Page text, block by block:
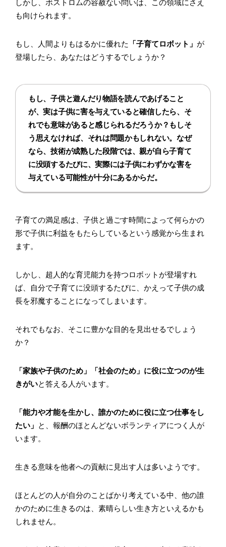
しかし、ボストロムの容赦ない問いは、この領域にさえ
も向けられます。
もし、人間よりもはるかに優れた 「子育てロボット」 が
登場したら、あなたはどうするでしょうか？
もし、子供と遊んだり物語を読んであげること
が、実は子供に害を与えていると確信したら、そ
れでも意味があると感じられるだろうか？もしそ
う思えなければ、それは問題かもしれない。なぜ
なら、技術が成熟した段階では、親が自ら子育て
に没頭するたびに、実際には子供にわずかな害を
与えている可能性が十分にあるからだ。
子育ての満足感は、子供と過ごす時間によって何らかの
形で子供に利益をもたらしているという感覚から生まれ
ます。
しかし、超人的な育児能力を持つロボットが登場すれ
ば、自分で子育てに没頭するたびに、かえって子供の成
長を邪魔することになってしまいます。
それでもなお、そこに豊かな目的を見出せるでしょう
か？
「家族や子供のため」「社会のため」に役に立つのが生
きがいと答える人がいます。
「能力や才能を生かし、誰かのために役に立つ仕事をし
たい」 と、報酬のほとんどないボランティアにつく人が
います。
生きる意味を他者への貢献に見出す人は多いようです。
ほとんどの人が自分のことばかり考えている中、他の誰
かのために生きるのは、素晴らしい生き方といえるかも
しれません。